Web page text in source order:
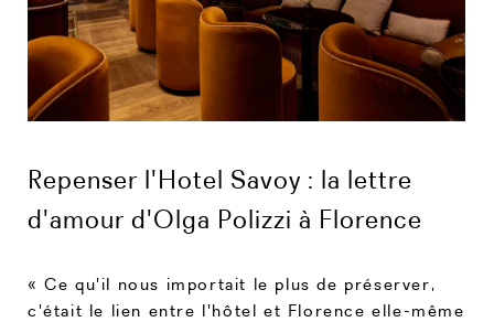
Repenser l'Hotel Savoy : la lettre
d'amour d'Olga Polizzi à Florence
« Ce qu'il nous importait le plus de préserver,
c'était le lien entre l'hôtel et Florence elle-même